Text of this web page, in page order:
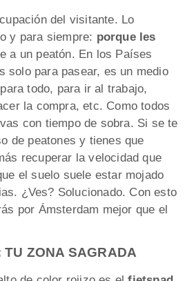
del visitante. Lo
y para siempre: porque les
a un peatón. En los Países
solo para pasear, es un medio
todo, para ir al trabajo,
la compra, etc. Como todos
con tiempo de sobra. Si se te
de peatones y tienes que
recuperar la velocidad que
el suelo suele estar mojado
¿Ves? Solucionado. Con esto
por Ámsterdam mejor que el
ZONA SAGRADA